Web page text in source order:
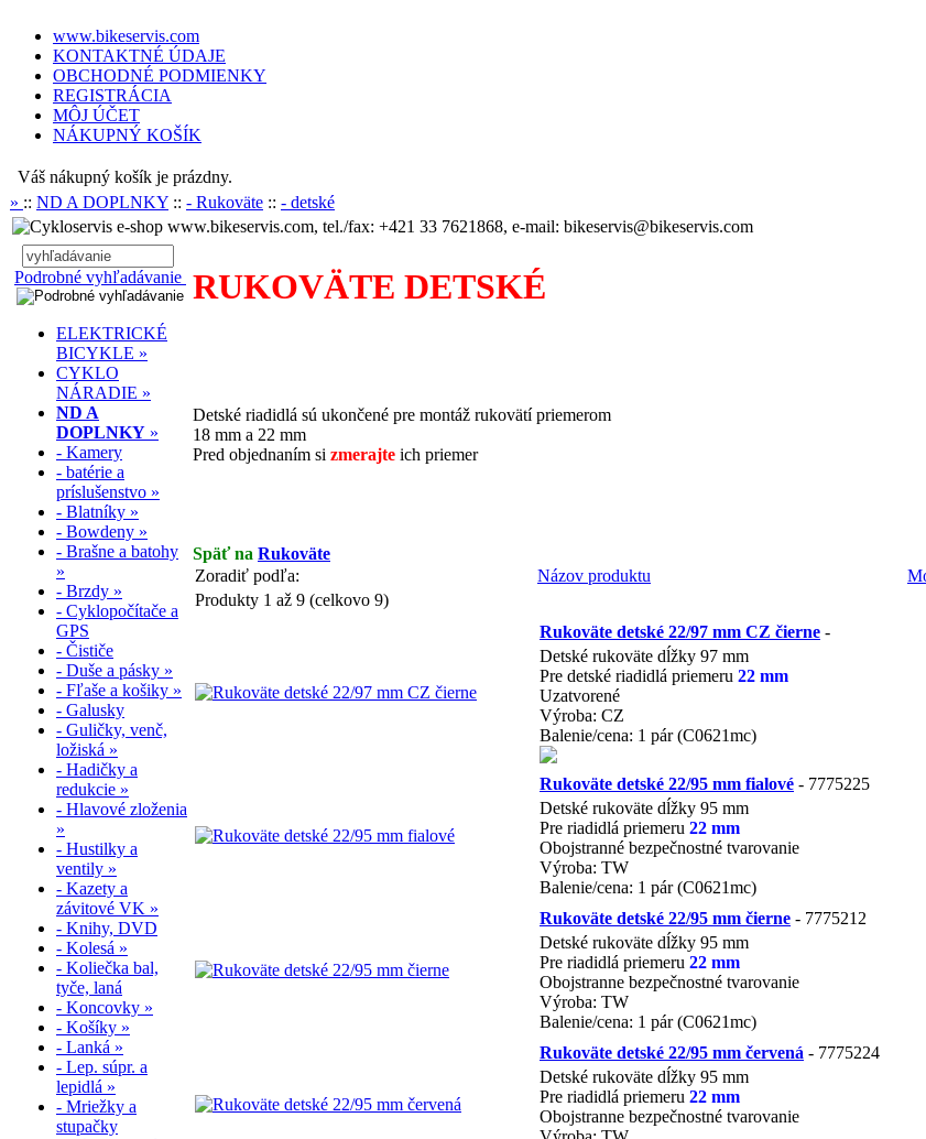
www.bikeservis.com
KONTAKTNÉ ÚDAJE
OBCHODNÉ PODMIENKY
REGISTRÁCIA
MÔJ ÚČET
NÁKUPNÝ KOŠÍK
Váš nákupný košík je prázdny.
» :: ND A DOPLNKY :: - Rukoväte :: - detské
www.bikeservis.com, tel./fax: +421 33 7621868, e-mail: bikeservis@bikeservis.com
Podrobné vyhľadávanie
ELEKTRICKÉ
BICYKLE »
CYKLO
NÁRADIE »
ND A
DOPLNKY »
- Kamery
- batérie a
príslušenstvo »
- Blatníky »
- Bowdeny »
- Brašne a batohy
»
- Brzdy »
- Cyklopočítače a
GPS
- Čističe
- Duše a pásky »
- Fľaše a košiky »
- Galusky
- Guličky, venč,
ložiská »
- Hadičky a
redukcie »
- Hlavové zloženia
»
- Hustilky a
ventily »
- Kazety a
závitové VK »
- Knihy, DVD
- Kolesá »
- Koliečka bal,
tyče, laná
- Koncovky »
- Košíky »
- Lanká »
- Lep. súpr. a
lepidlá »
- Mriežky a
stupačky
RUKOVÄTE DETSKÉ
Detské riadidlá sú ukončené pre montáž rukovätí priemerom
18 mm a 22 mm
Pred objednaním si zmerajte ich priemer
Späť na Rukoväte
Zoradiť podľa:
Názov produktu
Produkty 1 až 9 (celkovo 9)
Rukoväte detské 22/97 mm CZ čierne -
Detské rukoväte dĺžky 97 mm
Pre detské riadidlá priemeru 22 mm
Uzatvorené
Výroba: CZ
Balenie/cena: 1 pár (C0621mc)
Rukoväte detské 22/95 mm fialové - 7775225
Detské rukoväte dĺžky 95 mm
Pre riadidlá priemeru 22 mm
Obojstranné bezpečnostné tvarovanie
Výroba: TW
Balenie/cena: 1 pár (C0621mc)
Rukoväte detské 22/95 mm čierne - 7775212
Detské rukoväte dĺžky 95 mm
Pre riadidlá priemeru 22 mm
Obojstranne bezpečnostné tvarovanie
Výroba: TW
Balenie/cena: 1 pár (C0621mc)
Rukoväte detské 22/95 mm červená - 7775224
Detské rukoväte dĺžky 95 mm
Pre riadidlá priemeru 22 mm
Obojstranne bezpečnostné tvarovanie